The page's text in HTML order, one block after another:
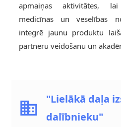
apmaiņas aktivitātes,
medicīnas un veselības
integrē jaunu produktu
partneru veidošanu un
"Lielākā daļa
dalībnieku"